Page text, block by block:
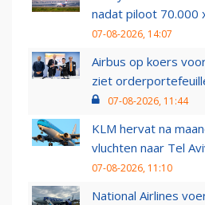
nadat piloot 70.000
07-08-2026, 14:07
Airbus op koers
ziet
07-08-2026, 11:44
KLM hervat na
vluchten naar Tel
07-08-2026, 11:10
National Airlines